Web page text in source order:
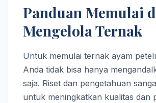
Panduan Memulai
Mengelola Ternak
Untuk memulai ternak ayam
Anda tidak bisa hanya
saja. Riset dan pengetahuan
untuk meningkatkan kualitas dan